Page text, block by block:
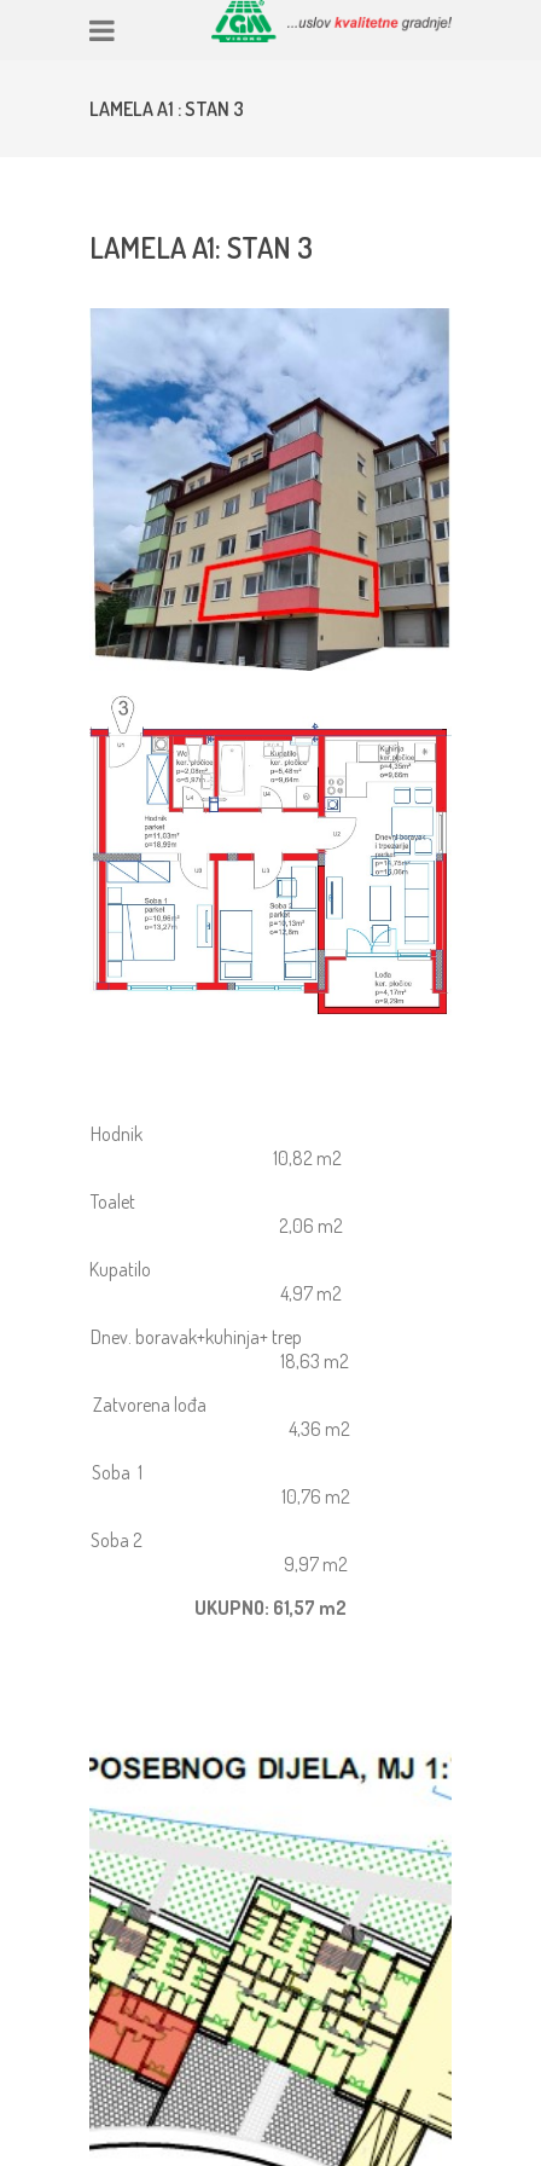
LAMELA A1 : STAN 3
LAMELA A1: STAN 3
Hodnik
10,82 m2
Toalet
2,06 m2
Kupatilo
4,97 m2
Dnev. boravak+kuhinja+ trep
18,63 m2
Zatvorena lođa
4,36 m2
Soba 1
10,76 m2
Soba 2
9,97 m2
UKUPNO: 61,57 m2